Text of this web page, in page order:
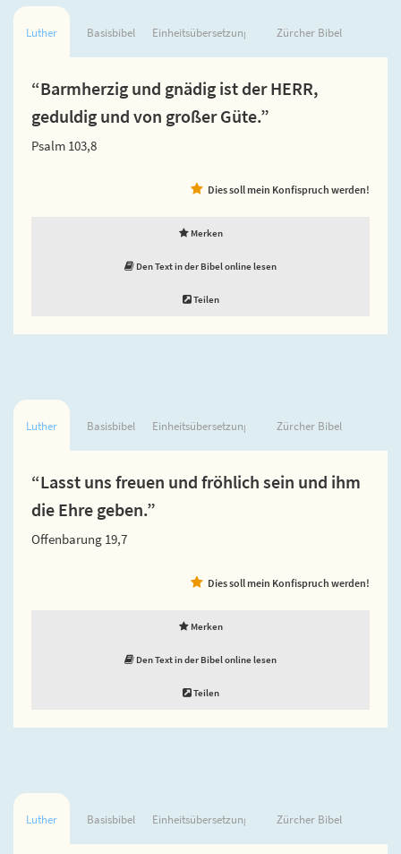
Luther Basisbibel Einheitsübersetzung Zürcher Bibel
“Barmherzig und gnädig ist der HERR,
geduldig und von großer Güte.”
Psalm 103,8
Dies soll mein Konfispruch werden!
Merken
Den Text in der Bibel online lesen
Teilen
Luther Basisbibel Einheitsübersetzung Zürcher Bibel
“Lasst uns freuen und fröhlich sein und ihm
die Ehre geben.”
Offenbarung 19,7
Dies soll mein Konfispruch werden!
Merken
Den Text in der Bibel online lesen
Teilen
Luther Basisbibel Einheitsübersetzung Zürcher Bibel